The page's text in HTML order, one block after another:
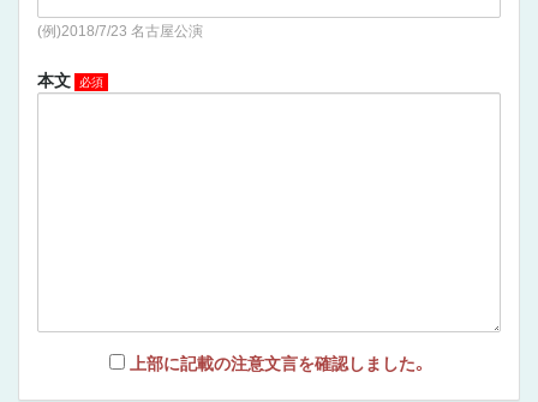
(例)2018/7/23 名古屋公演
本文
上部に記載の注意文言を確認しました。